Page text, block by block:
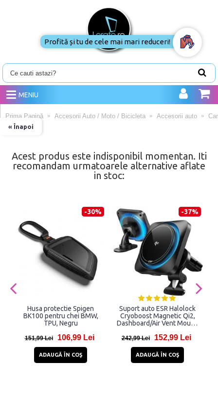
MENIU
« Înapoi
Prima Pagină Accesorii Auto / Moto / Bicicleta Accesorii auto
Acest produs este indisponibil momentan. Iti
recomandam urmatoarele alternative aflate
in stoc:
-30%
Husa protectie Spigen
BK100 pentru chei BMW,
TPU, Negru
151,99 Lei 106,99 Lei
ADAUGĂ ÎN COŞ
-37%
Suport auto ESR Halolock
Cryoboost Magnetic Qi2,
Dashboard/Air Vent Mount,
Incarcare wireless 15W,
USB-C 1m inclus, Negru
242,99 Lei 152,99 Lei
ADAUGĂ ÎN COŞ
Profită și tu de cele mai mari reduceri!